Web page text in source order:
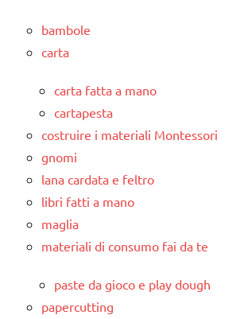
bambole
carta
carta fatta a mano
cartapesta
costruire i materiali Montessori
gnomi
lana cardata e feltro
libri fatti a mano
maglia
materiali di consumo fai da te
paste da gioco e play dough
papercutting